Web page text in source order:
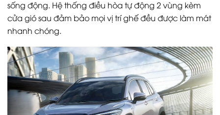
sống động. Hệ thống điều hòa tự động 2 vùng kèm
cửa gió sau đảm bảo mọi vị trí ghế đều được làm mát
nhanh chóng.